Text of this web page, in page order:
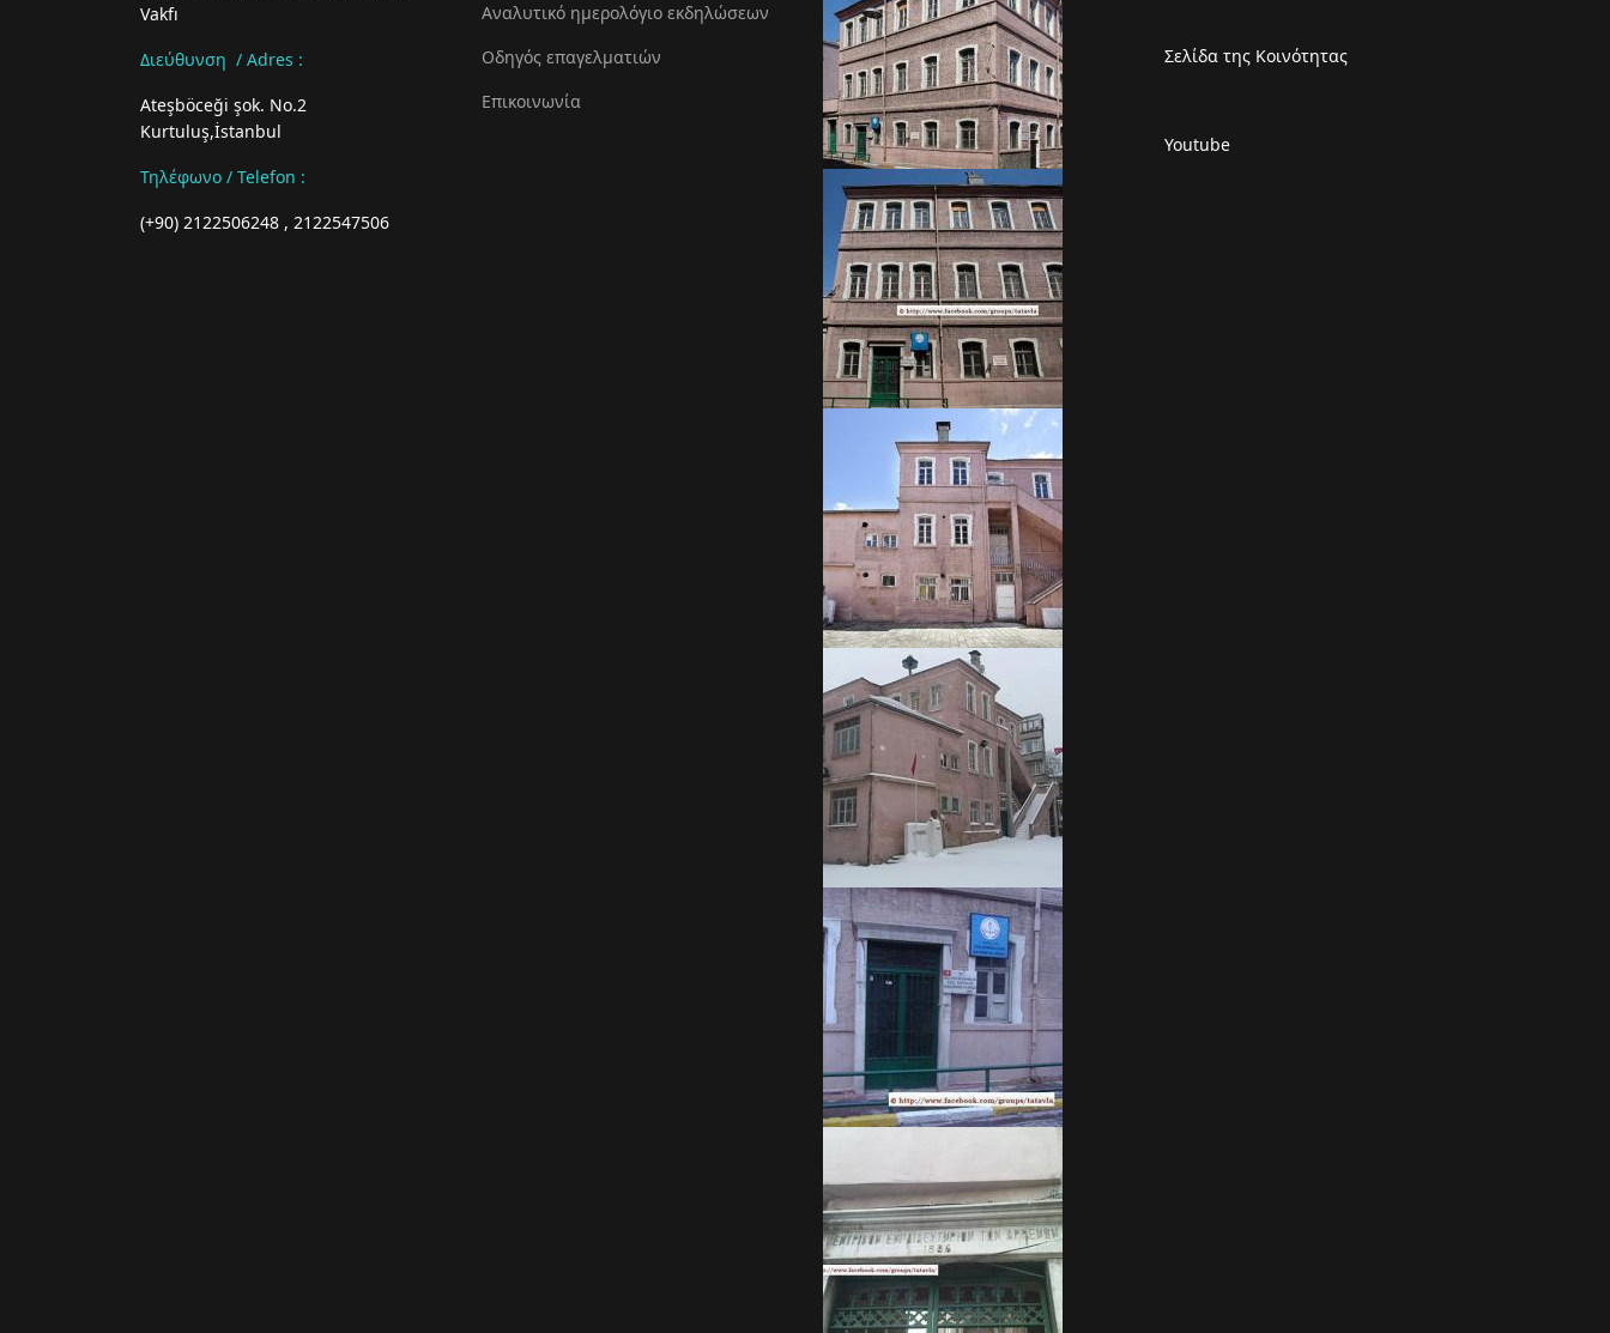
Vakfı
Διεύθυνση / Adres :
Ateşböceği şok. No.2
Kurtuluş,İstanbul
Τηλέφωνο / Telefon :
(+90) 2122506248 , 2122547506
Αναλυτικό ημερολόγιο εκδηλώσεων
Οδηγός επαγελματιών
Επικοινωνία
Σελίδα της Κοινότητας
Youtube